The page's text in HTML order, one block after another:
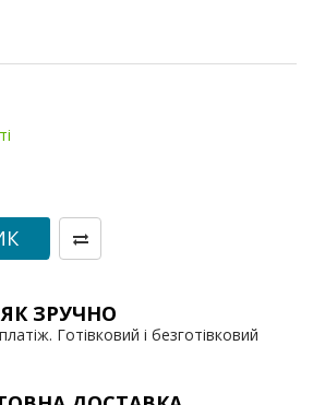
ЗРУЧНО
Готівковий і безготівковий